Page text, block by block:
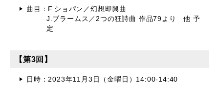
曲目：F.ショパン／幻想即興曲
J.ブラームス／2つの狂詩曲 作品79より 他 予
定
【第3回】
日時：2023年11月3日（金曜日）14:00-14:40